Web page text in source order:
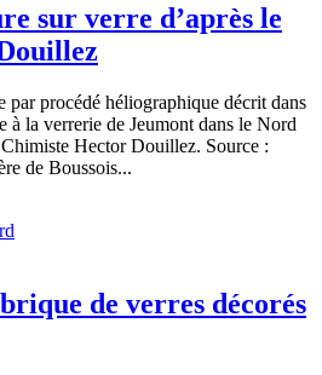
sur verre d’après le
par procédé héliographique décrit dans
à la verrerie de Jeumont dans le Nord
Hector Douillez. Source :
de Boussois...
de verres décorés